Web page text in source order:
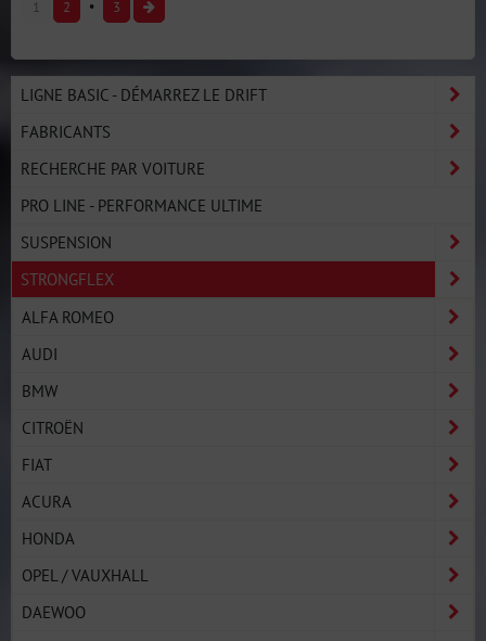
1 2 3
LIGNE BASIC - DÉMARREZ LE DRIFT
FABRICANTS
RECHERCHE PAR VOITURE
PRO LINE - PERFORMANCE ULTIME
SUSPENSION
STRONGFLEX
ALFA ROMEO
AUDI
BMW
CITROËN
FIAT
ACURA
HONDA
OPEL / VAUXHALL
DAEWOO